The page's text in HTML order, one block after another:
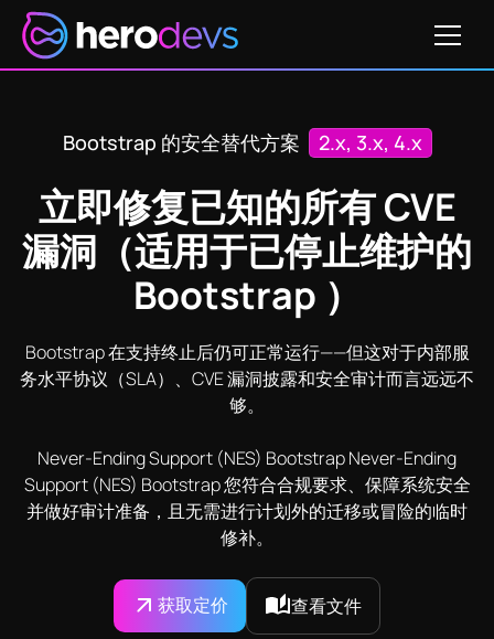
Bootstrap 的安全替代方案 2.x, 3.x, 4.x
立即修复已知的所有 CVE
漏洞（适用于已停止维护的
Bootstrap ）
Bootstrap 在支持终止后仍可正常运行——但这对于内部服
务水平协议（SLA）、CVE 漏洞披露和安全审计而言远远不
够。
Never-Ending Support (NES) Bootstrap Never-Ending
Support (NES) Bootstrap 您符合合规要求、保障系统安全
并做好审计准备，且无需进行计划外的迁移或冒险的临时
修补。
获取定价 查看文件
获取定价